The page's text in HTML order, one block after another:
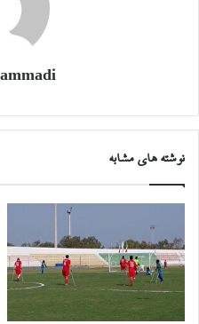
نوشته های مشابه